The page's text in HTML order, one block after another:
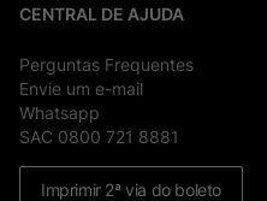
CENTRAL DE AJUDA
Perguntas Frequentes
Envie um e-mail
Whatsapp
SAC 0800 721 8881
Imprimir 2ª via do boleto